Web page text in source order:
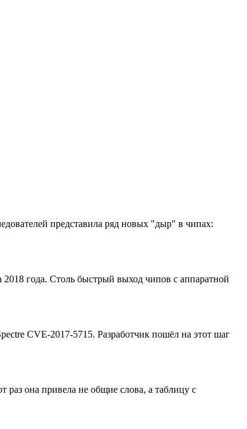
представила ряд новых "дыр" в чипах:
года. Столь быстрый выход чипов с аппаратной
CVE-2017-5715. Разработчик пошёл на этот шаг
раз она привела не общие слова, а таблицу с